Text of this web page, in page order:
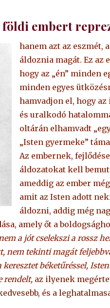
embert
hanem azt az eszmét,
áldoznia magát. Ez az
hogy az „én” minden
minden egyes
hamvadjon el, hogy
és uralkodó
oltárán elhamvadt
„Isten gyermeke”
Az embernek,
áldozatokat kell
ameddig az ember
amit az Isten adott
áldozni, addig még
amely őt a
a jót cselekszi a rossz
nem tekinti magát
béketűréssel,
rendelt, az ilyenek
és a